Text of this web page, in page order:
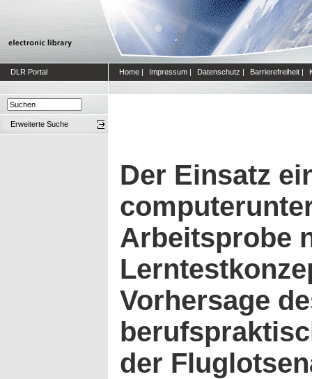
DLR Portal Home | Impressum | Datenschutz | Barrierefreiheit |
Erweiterte Suche
Der Einsatz
Arbeitsprobe
Vorhersage
der